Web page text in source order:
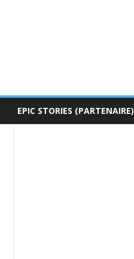
EPIC STORIES (PARTENAIRE)